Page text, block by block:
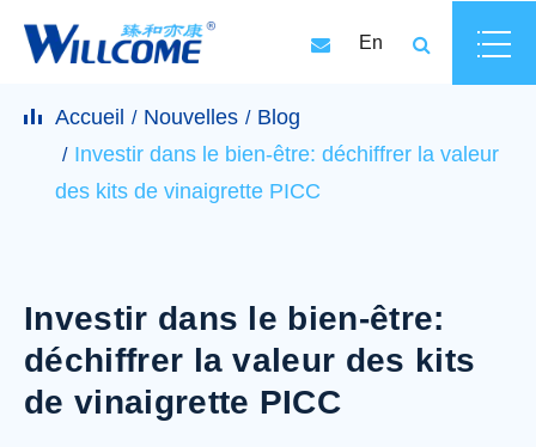
En
Accueil Nouvelles
Blog
Investir dans le bien-être: déchiffrer la valeur
des kits de vinaigrette PICC
Investir dans le bien-être:
déchiffrer la valeur des kits
de vinaigrette PICC